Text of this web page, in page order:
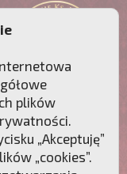
plików
.
„Akceptuję”
„cookies”.